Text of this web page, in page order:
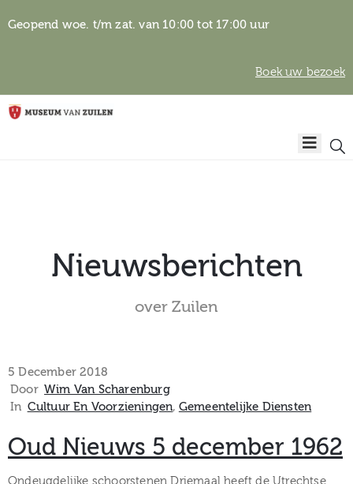
Geopend woe. t/m zat. van 10:00 tot 17:00 uur
Boek uw bezoek
Home
Activiteiten
Nieuwsberichten
over Zuilen
5 December 2018
Door Wim Van Scharenburg
In Cultuur En Voorzieningen‚ Gemeentelijke Diensten
Oud Nieuws 5 december 1962
Ondeugdelijke schoorstenen Driemaal heeft de Utrechtse
Algemene